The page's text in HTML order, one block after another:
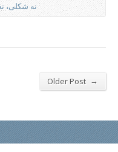
نه شکلی،
Older Post →